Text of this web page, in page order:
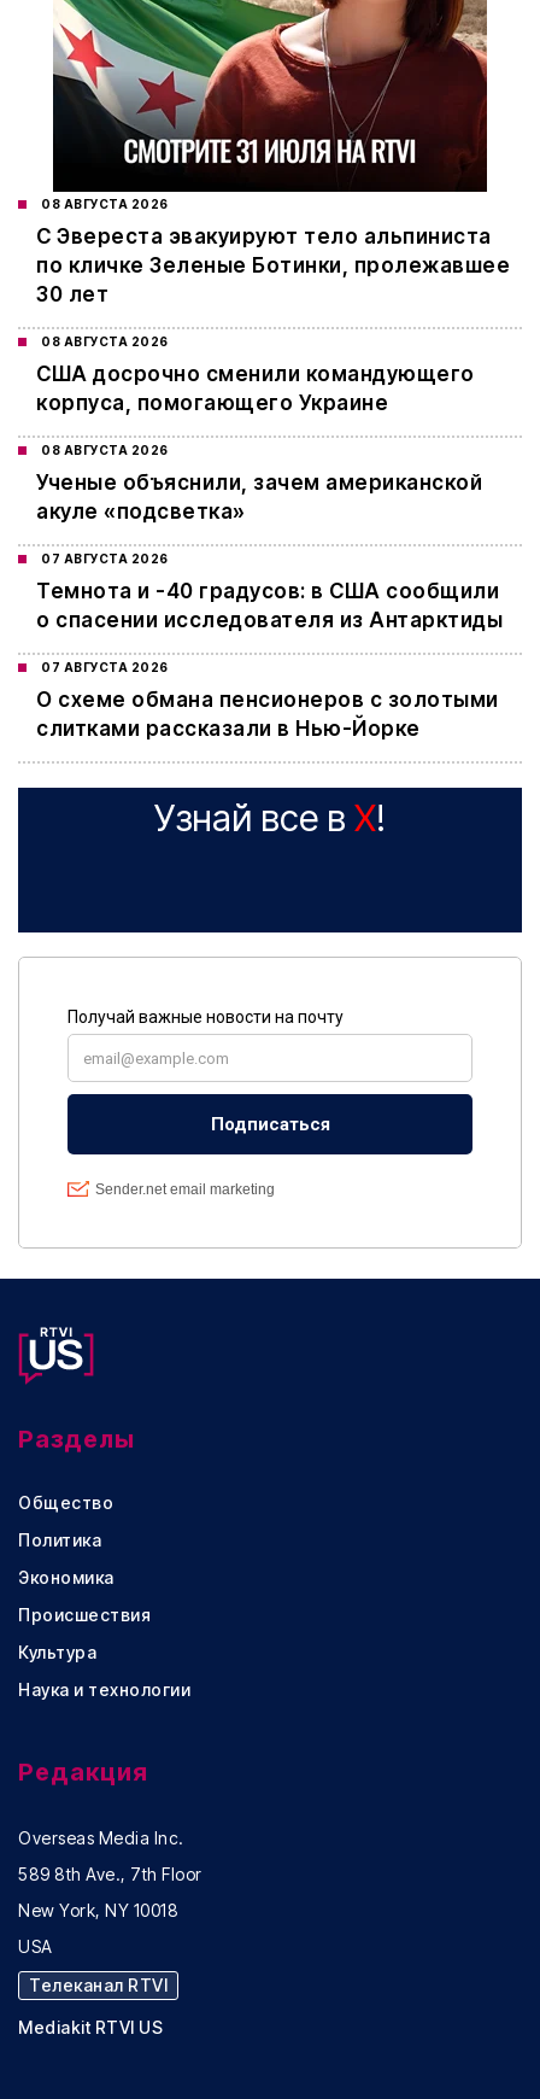
08 АВГУСТА 2026
С Эвереста эвакуируют тело альпиниста
по кличке Зеленые Ботинки, пролежавшее
30 лет
08 АВГУСТА 2026
США досрочно сменили командующего
корпуса, помогающего Украине
08 АВГУСТА 2026
Ученые объяснили, зачем американской
акуле «подсветка»
07 АВГУСТА 2026
Темнота и -40 градусов: в США сообщили
о спасении исследователя из Антарктиды
07 АВГУСТА 2026
О схеме обмана пенсионеров с золотыми
слитками рассказали в Нью-Йорке
Узнай все в X!
Разделы
Общество
Политика
Экономика
Происшествия
Культура
Наука и технологии
Редакция
Overseas Media Inc.
589 8th Ave., 7th Floor
New York, NY 10018
USA
Телеканал RTVI
Mediakit RTVI US